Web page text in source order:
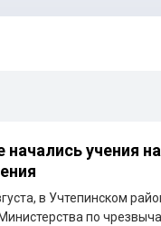
начались учения
в Учтепинском
по